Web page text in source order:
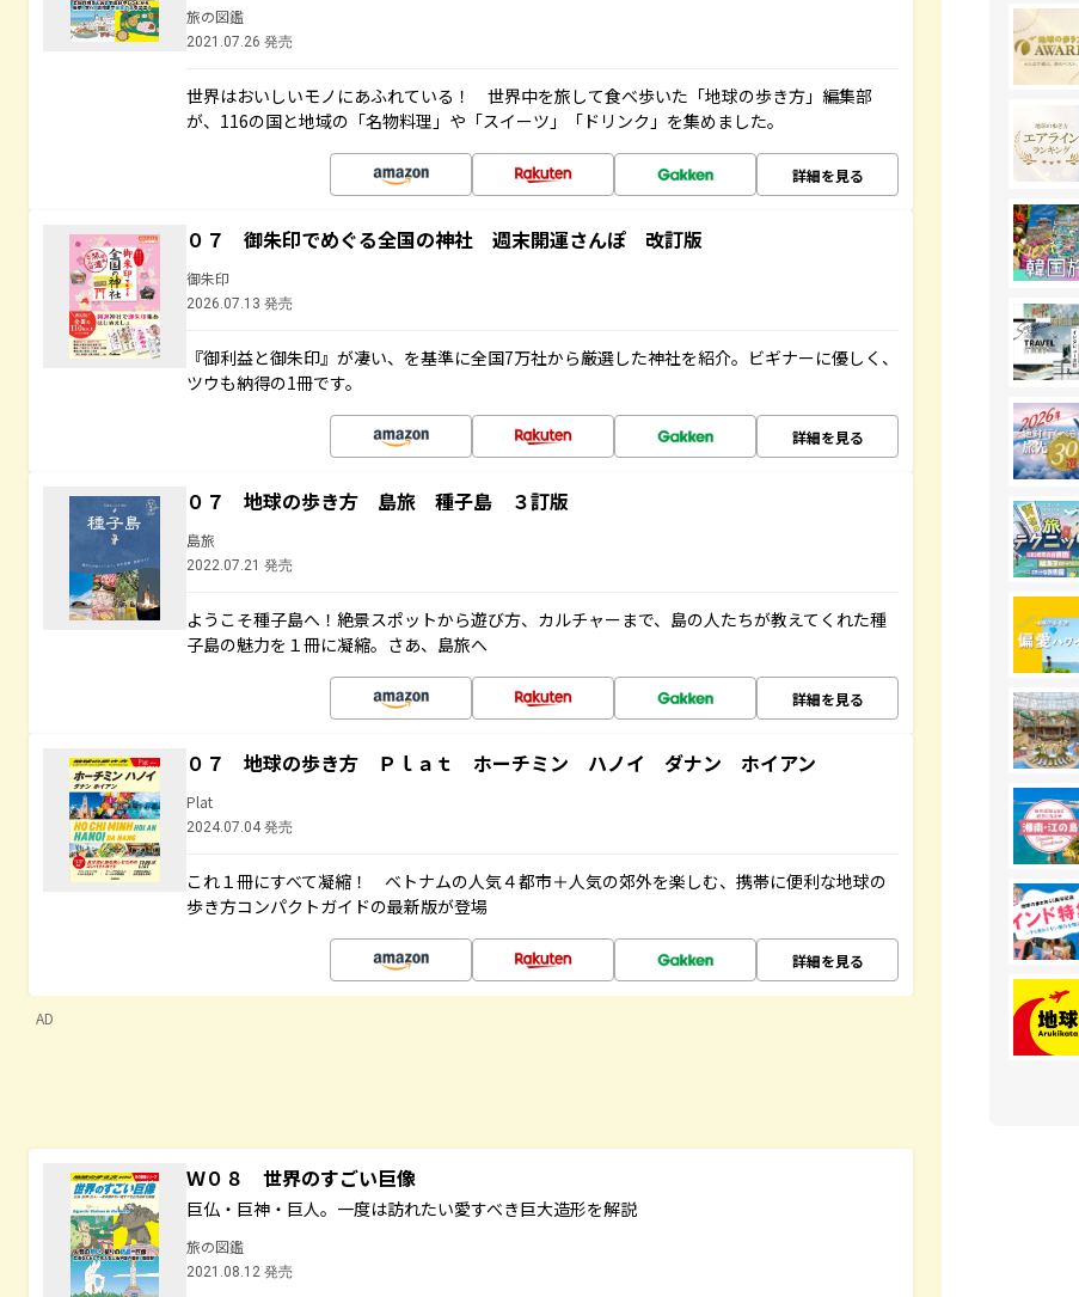
旅の図鑑
2021.07.26 発売
世界はおいしいモノにあふれている！ 世界中を旅して食べ歩いた「地球の歩き方」編集部
が、116の国と地域の「名物料理」や「スイーツ」「ドリンク」を集めました。
詳細を見る
０７ 御朱印でめぐる全国の神社 週末開運さんぽ 改訂版
御朱印
2026.07.13 発売
『御利益と御朱印』が凄い、を基準に全国7万社から厳選した神社を紹介。ビギナーに優しく、
ツウも納得の1冊です。
詳細を見る
０７ 地球の歩き方 島旅 種子島 ３訂版
島旅
2022.07.21 発売
ようこそ種子島へ！絶景スポットから遊び方、カルチャーまで、島の人たちが教えてくれた種
子島の魅力を１冊に凝縮。さあ、島旅へ
詳細を見る
０７ 地球の歩き方 Ｐｌａｔ ホーチミン ハノイ ダナン ホイアン
Plat
2024.07.04 発売
これ１冊にすべて凝縮！ ベトナムの人気４都市＋人気の郊外を楽しむ、携帯に便利な地球の
歩き方コンパクトガイドの最新版が登場
詳細を見る
AD
Ｗ０８ 世界のすごい巨像
巨仏・巨神・巨人。一度は訪れたい愛すべき巨大造形を解説
旅の図鑑
2021.08.12 発売